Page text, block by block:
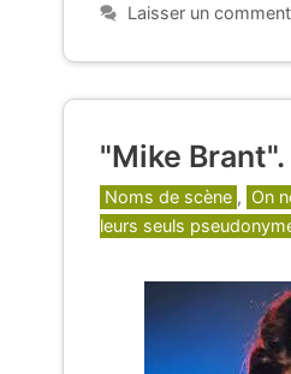
Laisser un
"Mike Brant".
Catégories
Noms de scène , On
leurs seuls